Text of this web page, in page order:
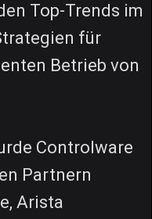
Top-Trends im
für
Betrieb von
Controlware
Partnern
Arista